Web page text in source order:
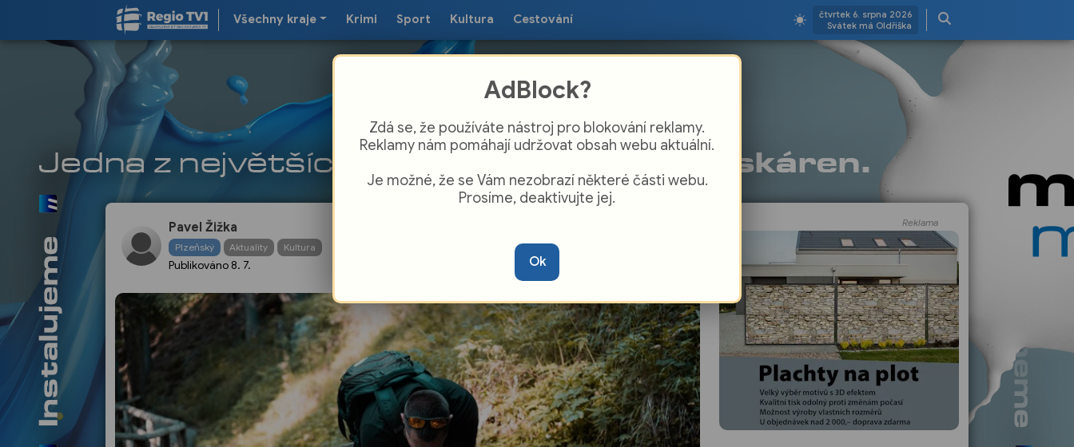
Všechny kraje Krimi Sport Kultura Cestování
čtvrtek 6. srpna 2026
Svátek má Oldřiška
Pavel Žižka
Plzeňský Aktuality Kultura
Publikováno 8. 7.
Škodaland u Litické přehrady otevírá
interaktivní stezku pro rodiny
Reklama
AdBlock?
Zdá se, že používáte nástroj pro blokování reklamy.
Reklamy nám pomáhají udržovat obsah webu aktuální.
Je možné, že se Vám nezobrazí některé části webu.
Prosíme, deaktivujte jej.
Ok